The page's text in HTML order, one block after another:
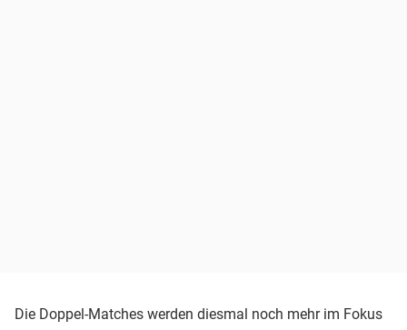
Die Doppel-Matches werden diesmal noch mehr im Fokus